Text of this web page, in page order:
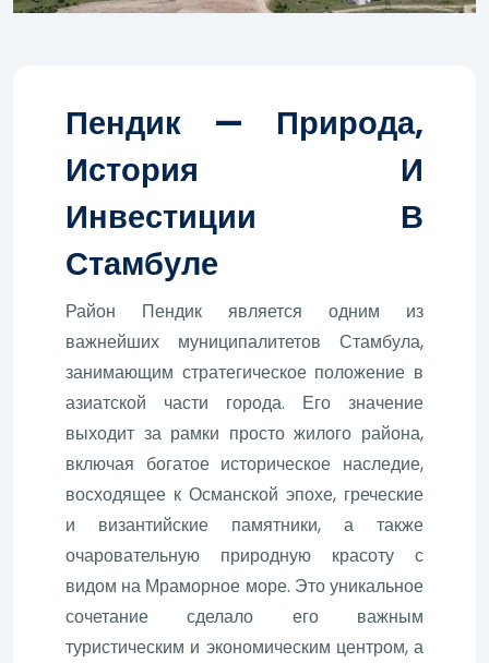
Пендик — Природа,
История И
Инвестиции В
Стамбуле
Район Пендик является одним из
важнейших муниципалитетов Стамбула,
занимающим стратегическое положение в
азиатской части города. Его значение
выходит за рамки просто жилого района,
включая богатое историческое наследие,
восходящее к Османской эпохе, греческие
и византийские памятники, а также
очаровательную природную красоту с
видом на Мраморное море. Это уникальное
сочетание сделало его важным
туристическим и экономическим центром, а